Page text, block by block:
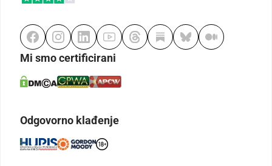
Mi smo certificirani
Odgovorno klađenje